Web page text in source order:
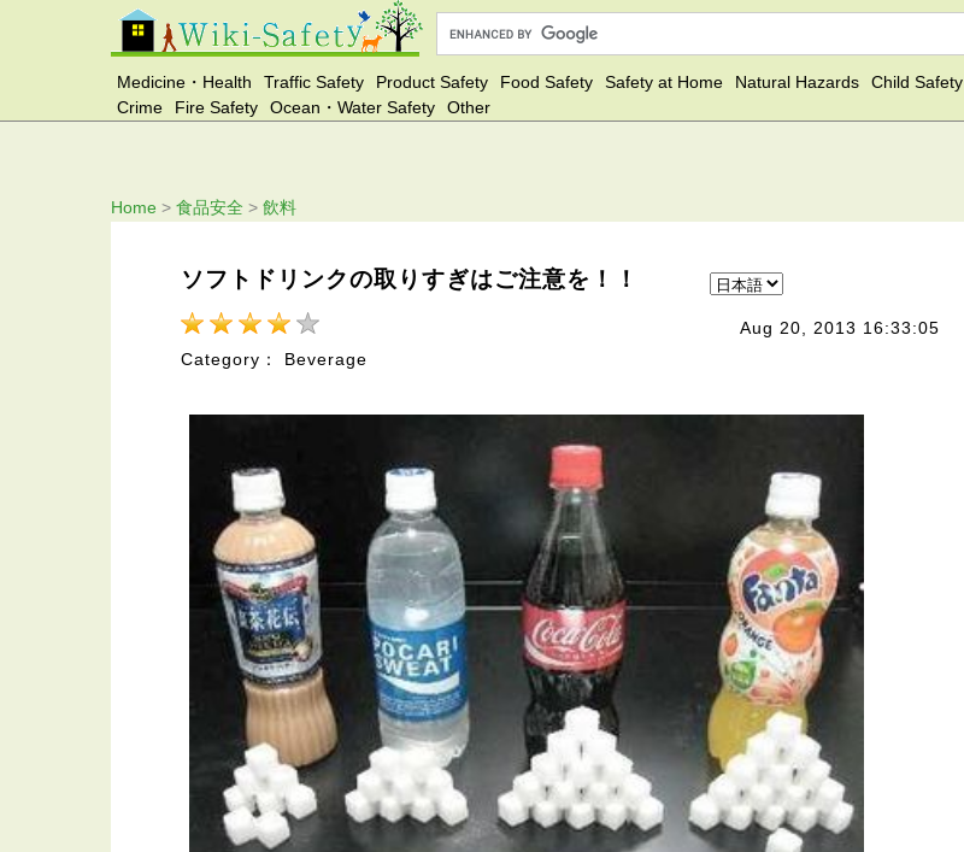
Medicine・Health Traffic Safety Product Safety Food Safety Safety at Home Natural Hazards Child Safety
Crime
Fire Safety Ocean・Water Safety Other
Home > 食品安全 > 飲料
ソフトドリンクの取りすぎはご注意を！！
Aug 20, 2013 16:33:05
Category： Beverage